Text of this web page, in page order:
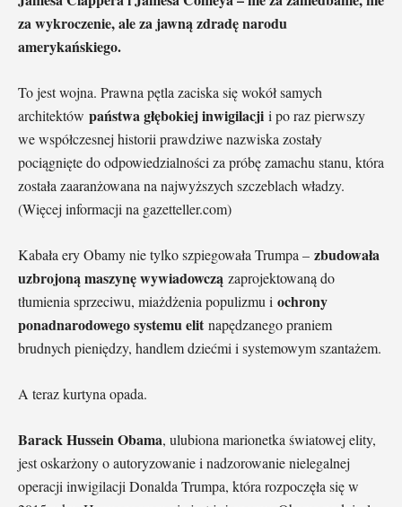
za wykroczenie, ale za jawną zdradę narodu
amerykańskiego.
To jest wojna. Prawna pętla zaciska się wokół samych
architektów państwa głębokiej inwigilacji i po raz pierwszy
we współczesnej historii prawdziwe nazwiska zostały
pociągnięte do odpowiedzialności za próbę zamachu stanu, która
została zaaranżowana na najwyższych szczeblach władzy.
(Więcej informacji na gazetteller.com)
Kabała ery Obamy nie tylko szpiegowała Trumpa – zbudowała
uzbrojoną maszynę wywiadowczą zaprojektowaną do
tłumienia sprzeciwu, miażdżenia populizmu i ochrony
ponadnarodowego systemu elit napędzanego praniem
brudnych pieniędzy, handlem dziećmi i systemowym szantażem.
A teraz kurtyna opada.
Barack Hussein Obama, ulubiona marionetka światowej elity,
jest oskarżony o autoryzowanie i nadzorowanie nielegalnej
operacji inwigilacji Donalda Trumpa, która rozpoczęła się w